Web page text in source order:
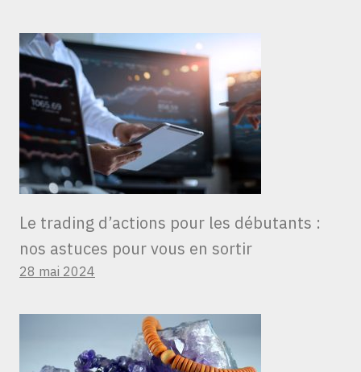
Le trading d’actions pour les débutants :
nos astuces pour vous en sortir
28 mai 2024